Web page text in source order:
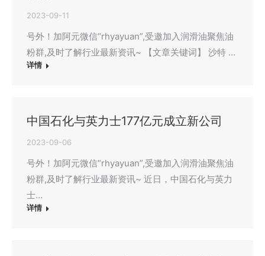
2023-09-11
号外！加阿元微信“rhyayuan”,受邀加入润滑油聚焦油
粉群,及时了解行业最新资讯~ 【文章关键词】 沙特 …
详情
中国石化与英力士177亿元成立新公司
2023-09-06
号外！加阿元微信“rhyayuan”,受邀加入润滑油聚焦油
粉群,及时了解行业最新资讯~ 近日，中国石化与英力
士…
详情